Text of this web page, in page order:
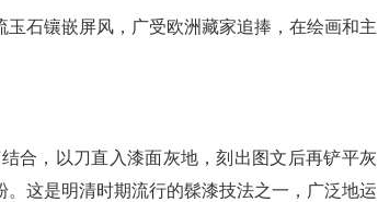
石镶嵌屏风，广受欧洲藏家追捧，在绘画和主
合，以刀直入漆面灰地，刻出图文后再铲平灰
这是明清时期流行的髹漆技法之一，广泛地运